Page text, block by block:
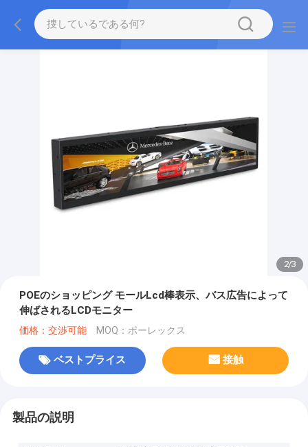
2/3
POEのショッピング モールLcd棒表示、バス広告によって
伸ばされるLCDモニター
価格：交渉可能 MOQ：ポーレックス
ベストプライス 接触
製品の説明